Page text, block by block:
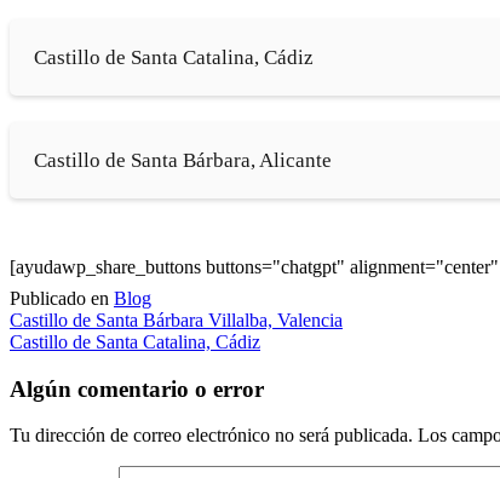
Castillo de Santa Catalina, Cádiz
Castillo de Santa Bárbara, Alicante
[ayudawp_share_buttons buttons="chatgpt"
Publicado en Blog
Navegación
de
entradas
Castillo de Santa Bárbara Villalba, Valencia
Castillo de Santa Catalina, Cádiz
Algún comentario o error
Tu dirección de correo electrónico no será publicada. Los